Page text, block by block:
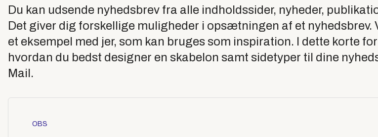
Du kan udsende nyhedsbrev fra alle indholdssider, nyheder,
Det giver dig forskellige muligheder i opsætningen af et nyhedsbrev.
et eksempel med jer, som kan bruges som inspiration. I dette korte
hvordan du bedst designer en skabelon samt sidetyper til dine
Mail.
OBS